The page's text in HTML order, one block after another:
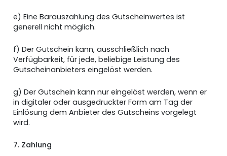
e) Eine Barauszahlung des Gutscheinwertes ist
generell nicht möglich.
f) Der Gutschein kann, ausschließlich nach
Verfügbarkeit, für jede, beliebige Leistung des
Gutscheinanbieters eingelöst werden.
g) Der Gutschein kann nur eingelöst werden, wenn er
in digitaler oder ausgedruckter Form am Tag der
Einlösung dem Anbieter des Gutscheins vorgelegt
wird.
7. Zahlung